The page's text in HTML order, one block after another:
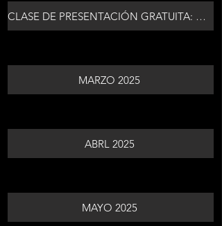
CLASE DE PRESENTACIÓN GRATUITA: SOBRE LA TRANSMISIÓN DEL "CORPUS" PLATÓNICO
MARZO 2025
ABRL 2025
MAYO 2025